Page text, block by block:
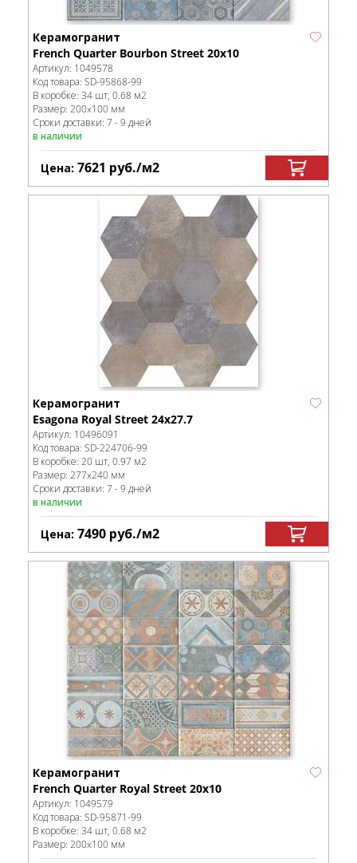
Керамогранит
French Quarter Bourbon Street 20х10
Артикул: 1049578
Код товара: SD-95868-99
В коробке: 34 шт, 0.68 м2
Размер: 200x100 мм
Сроки доставки: 7 - 9 дней
в наличии
Цена: 7621 руб./м2
Керамогранит
Esagona Royal Street 24х27.7
Артикул: 10496091
Код товара: SD-224706-99
В коробке: 20 шт, 0.97 м2
Размер: 277x240 мм
Сроки доставки: 7 - 9 дней
в наличии
Цена: 7490 руб./м2
Керамогранит
French Quarter Royal Street 20х10
Артикул: 1049579
Код товара: SD-95871-99
В коробке: 34 шт, 0.68 м2
Размер: 200x100 мм